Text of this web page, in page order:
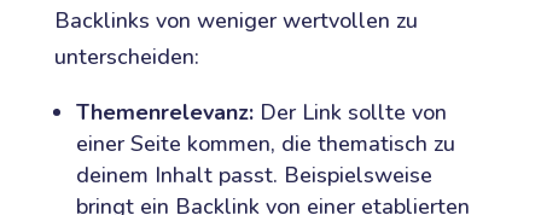
Backlinks von weniger wertvollen zu
unterscheiden:
Themenrelevanz:Der Link sollte von
einer Seite kommen, die thematisch zu
deinem Inhalt passt. Beispielsweise
bringt ein Backlink von einer etablierten